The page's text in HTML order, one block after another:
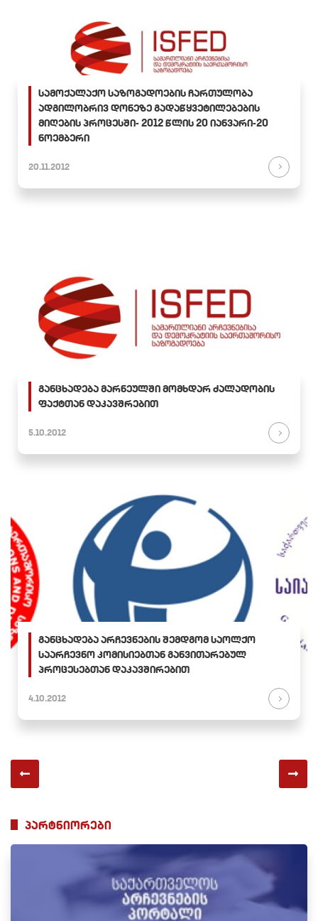
სამოქალაქო საზოგადოების ჩართულობა
ადგილობრივ დონეზე გადაწყვეტილებების
მიღების პროცესში- 2012 წლის 20 იანვარი-20
ნოემბერი
20.11.2012
განცხადება მარნეულში მომხდარ ძალადობის
ფაქტთან დაკავშრებით
5.10.2012
განცხადება არჩევნების შემდგომ საოლქო
საარჩევნო კომისიებთან განვითარებულ
პროცესებთან დაკავშირებით
4.10.2012
პარტნიორები